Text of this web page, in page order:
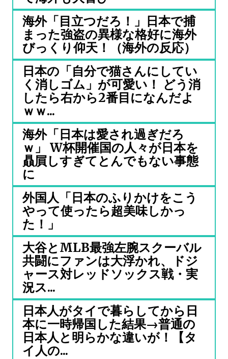
海外「目立つだろ！」日本で捕
まった強盗の異様な格好に海外
びっくり仰天！（海外の反応）
日本の「自分で猫さんにしてい
く消しゴム」が可愛い！ どう消
したら右から2番目になんだよ
ｗｗ...
海外「日本は愛され過ぎだろ
ｗ」 W杯開催国の人々が日本を
贔屓しすぎてとんでもない事態
に
外国人「日本のふりかけをこう
やって使ったら超美味しかっ
た！」
大谷とMLB最強左腕スクーバル
共闘にファンは大浮かれ、ドジ
ャース対レッドソックス戦・実
況ス...
日本人がタイで暮らしてから日
本に一時帰国した結果→普通の
日本人と明らかな違いが！【タ
イ人の...